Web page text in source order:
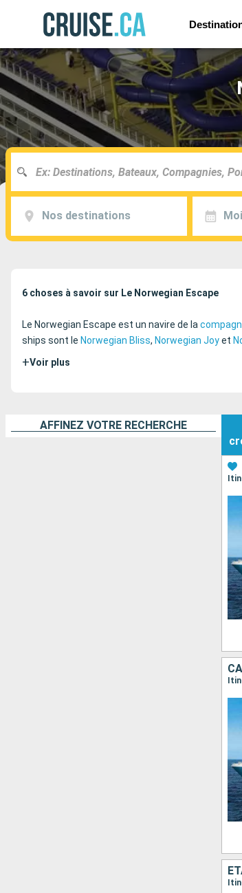
Nos destinations
6 choses à savoir sur Le Norwegian Escape
Le Norwegian Escape est un navire de la
ships sont le Norwegian Bliss, Norwegian Joyet
+Voir plus
AFFINEZ VOTRE RECHERCHE